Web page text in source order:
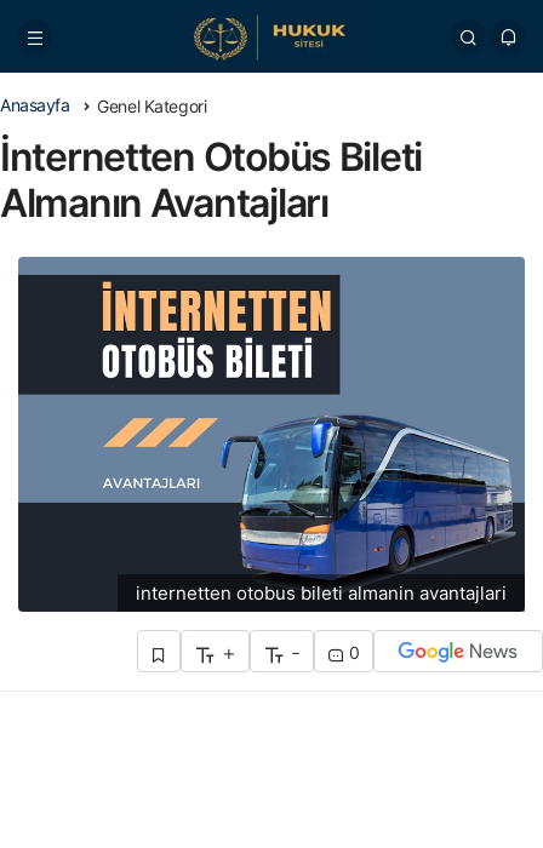
Anasayfa Genel Kategori
İnternetten Otobüs Bileti
Almanın Avantajları
internetten otobus bileti almanin avantajlari
+ - 0